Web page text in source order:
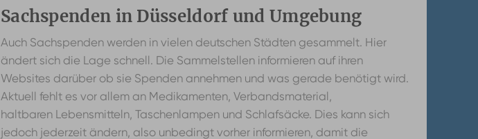
Sachspenden in Düsseldorf und Umgebung
Auch Sachspenden werden in vielen deutschen Städten gesammelt. Hier
ändert sich die Lage schnell. Die Sammelstellen informieren auf ihren
Websites darüber ob sie Spenden annehmen und was gerade benötigt wird.
Aktuell fehlt es vor allem an Medikamenten, Verbandsmaterial,
haltbaren Lebensmitteln, Taschenlampen und Schlafsäcke. Dies kann sich
jedoch jederzeit ändern, also unbedingt vorher informieren, damit die